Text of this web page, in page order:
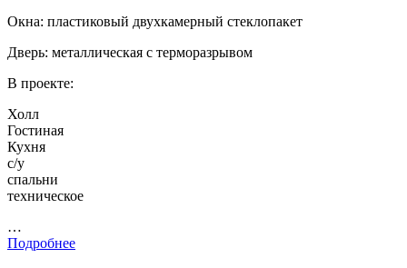
Окна: пластиковый двухкамерный стеклопакет
Дверь: металлическая с терморазрывом
В проекте:
Холл
Гостиная
Кухня
с/у
спальни
техническое
…
Подробнее